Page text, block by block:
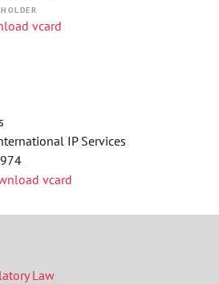
vcard
IP Services
vcard
Law